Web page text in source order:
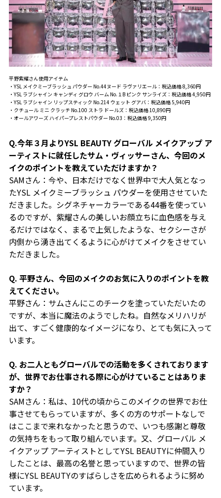
平野紫耀さん使用アイテム
・YSL メイクミーブラッシュ パウダー No.44ヌード ラヴァリエール：税込価格 8,360円
・YSL ラブシャイン キャンディ グロウ バーム No.１B ピンク サンライズ：税込価格 4,950円
・YSL ラブシャイン リップスティック No.214 ウェット グアバ：税込価格 5,940円
・クチュール ミニ クラッチ No.100 ストラ ドールズ：税込価格 10,890円
・オールアワーズ ハイパープレストパウダー No.03：税込価格 9,350円
Q.今年３月よりYSL BEAUTY グローバル メイクアップ ア
ーティストに就任したサム・ヴィッサーさん、今回のメ
イクのポイントを教えていただけますか？
SAMさん：今や、日本だけでなく世界中で大人気となっ
たYSL メイクミーブラッシュ パウダーを使用させていた
だきました。シグネチャーカラーである44番を使ってい
るのですが、紫耀さんの美しいお顔立ちに血色感を与え
るだけではなく、まるで上気したような、セクシーさが
内側から湧き出てくるように心がけてメイクをさせてい
ただきました。
Q. 平野さん、今回のメイクのお気に入りのポイントを教
えてください。
平野さん：サムさんにこのチークを塗っていただいたの
ですが、本当に魔法のようでしたね。自然なメリハリが
出て、すごく健康的なイメージになり、とても気に入って
います。
Q. お二人ともグローバルでの活動を多くされております
が、世界でお仕事される際に心がけていることはありま
すか？
SAMさん：私は、10代の頃からこのメイクの世界でお仕
事させてもらっていますが、多くの方のサポートなしで
はここまで来れなかったと思うので、いつも感謝と尊敬
の気持ちをもって取り組んでいます。又、グローバル メ
イクアップ アーティストとしてYSL BEAUTYに仲間入り
したことは、最高の名誉と思っていますので、世界の皆
様にYSL BEAUTYのすばらしさを広められるように努め
ています。